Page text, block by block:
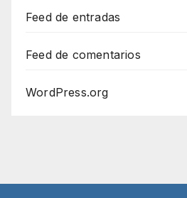
Feed de entradas
Feed de comentarios
WordPress.org